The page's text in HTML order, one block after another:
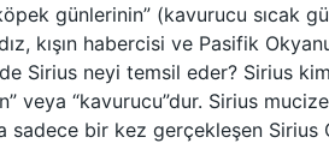
günlerinin” (kavurucu sıcak
kışın habercisi ve Pasifik
Sirius neyi temsil eder? Sirius
veya “kavurucu”dur. Sirius
sadece bir kez gerçekleşen Sirius